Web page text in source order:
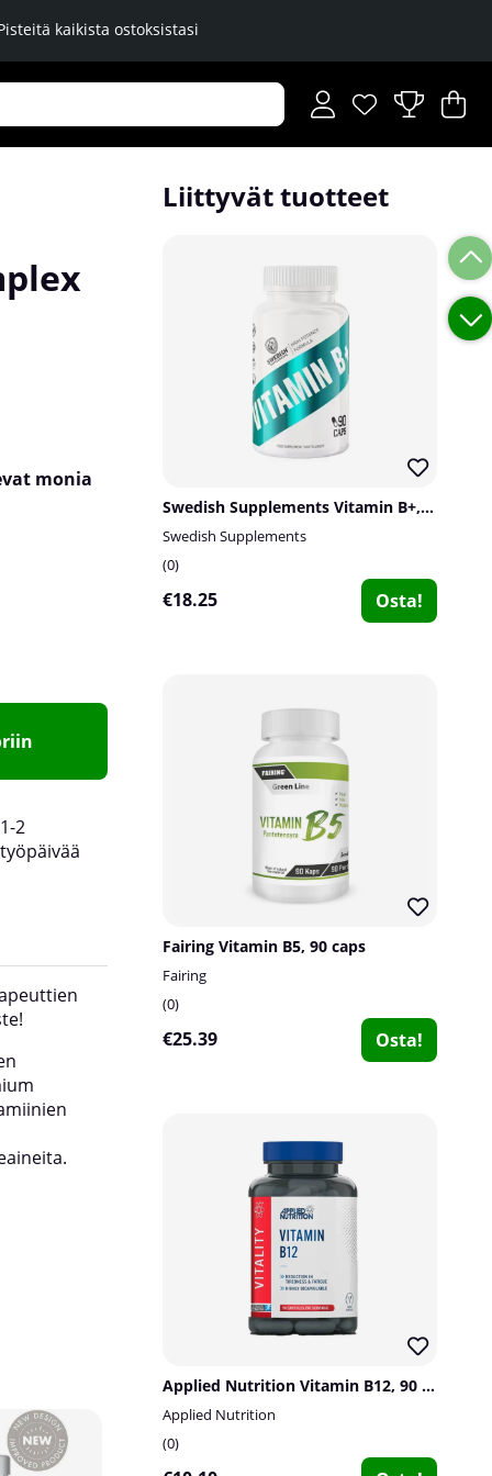
kaikista ostoksistasi
Toivelista
Lukumäärä
.
.
monia
1-2
työpäivää
Liittyvät tuotteet
Swedish Supplements Vitamin B+, 90 caps
Swedish Supplements
0
€18.25 Osta!
Fairing Vitamin B5, 90 caps
Fairing
0
€25.39 Osta!
Applied Nutrition Vitamin B12, 90 caps
Applied Nutrition
0